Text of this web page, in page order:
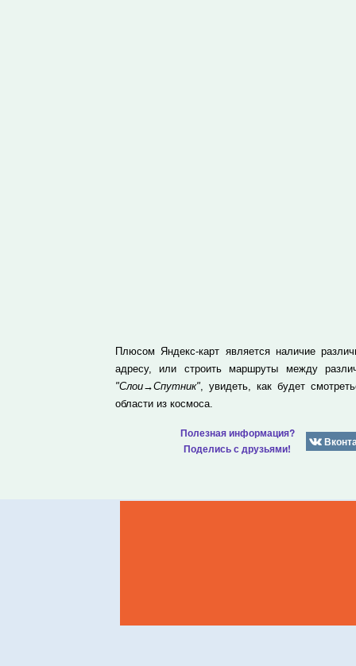
Плюсом Яндекс-карт является наличие
адресу, или строить маршруты между
"Слои→Спутник", увидеть, как будет
области из космоса.
Полезная информация?
Поделись с друзьями!